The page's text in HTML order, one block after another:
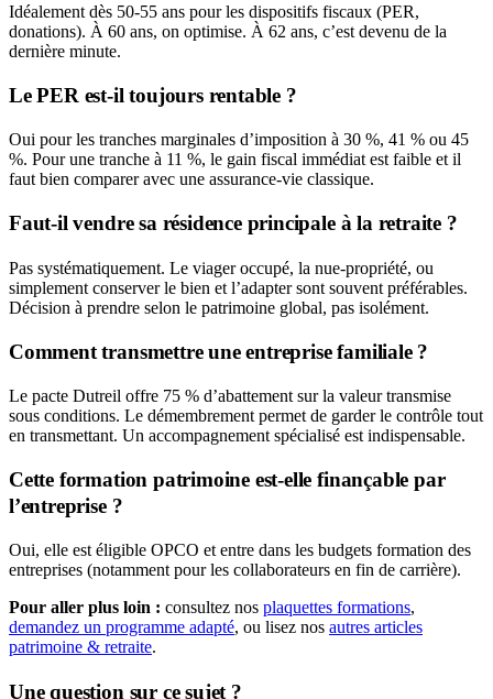
Idéalement dès 50-55 ans pour les dispositifs fiscaux (PER,
donations). À 60 ans, on optimise. À 62 ans, c’est devenu de la
dernière minute.
Le PER est-il toujours rentable ?
Oui pour les tranches marginales d’imposition à 30 %, 41 % ou 45
%. Pour une tranche à 11 %, le gain fiscal immédiat est faible et il
faut bien comparer avec une assurance-vie classique.
Faut-il vendre sa résidence principale à la retraite ?
Pas systématiquement. Le viager occupé, la nue-propriété, ou
simplement conserver le bien et l’adapter sont souvent préférables.
Décision à prendre selon le patrimoine global, pas isolément.
Comment transmettre une entreprise familiale ?
Le pacte Dutreil offre 75 % d’abattement sur la valeur transmise
sous conditions. Le démembrement permet de garder le contrôle tout
en transmettant. Un accompagnement spécialisé est indispensable.
Cette formation patrimoine est-elle finançable par
l’entreprise ?
Oui, elle est éligible OPCO et entre dans les budgets formation des
entreprises (notamment pour les collaborateurs en fin de carrière).
Pour aller plus loin : consultez nos plaquettes formations,
demandez un programme adapté, ou lisez nos autres articles
patrimoine & retraite.
Une question sur ce sujet ?